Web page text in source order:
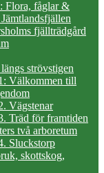
Flora, fåglar &
fjällträdgård
strövstigen
Välkommen till
Vägstenar
Träd för framtiden
två arboretum
Sluckstorp
skottskog,